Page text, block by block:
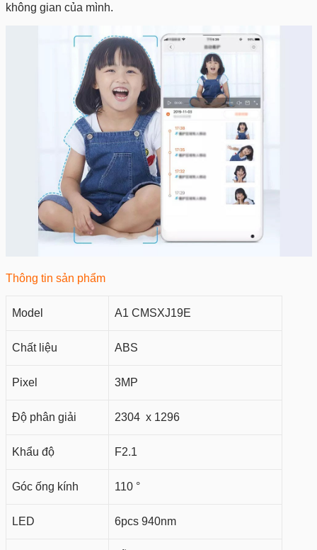
không gian của mình.
Thông tin sản phẩm
Model A1 CMSXJ19E
Chất liệu ABS
Pixel 3MP
Độ phân giải 2304 x 1296
Khẩu độ F2.1
Góc ống kính 110 °
LED 6pcs 940nm